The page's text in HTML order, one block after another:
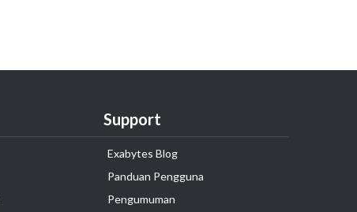
Support
Exabytes Blog
Panduan Pengguna
Pengumuman